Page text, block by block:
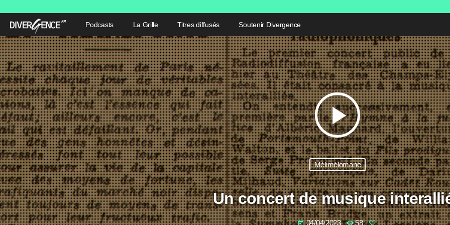
Podcasts La Grille Titres diffusés Soutenir Divergence
play_arrow
Mélimélomane
Un concert de musique
today 04/04/2023 58